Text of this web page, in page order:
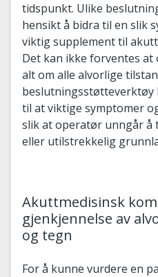
tidspunkt. Ulike
hensikt å bidra til en slik
viktig supplement til
Det kan ikke forventes
alt om alle alvorlige
beslutningsstøtteverktøy
til at viktige symptomer
slik at operatør unngår å
eller utilstrekkelig
Akuttmedisinsk
gjenkjennelse av
og tegn
For å kunne vurdere en